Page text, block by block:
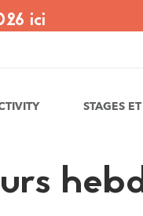
ici
STAGES